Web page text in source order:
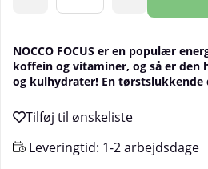
NOCCO FOCUS er en populær
koffein og vitaminer, og så er den
og kulhydrater! En
Leveringtid: 1-2 arbejdsdage